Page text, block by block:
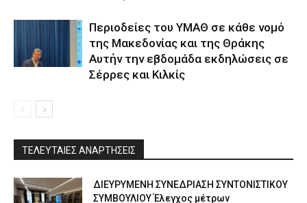
Περιοδείες του ΥΜΑΘ σε κάθε νομό
της Μακεδονίας και της Θράκης
Αυτήν την εβδομάδα εκδηλώσεις σε
Σέρρες και Κιλκίς
ΤΕΛΕΥΤΑΙΕΣ ΑΝΑΡΤΗΣΕΙΣ
ΔΙΕΥΡΥΜΕΝΗ ΣΥΝΕΔΡΙΑΣΗ ΣΥΝΤΟΝΙΣΤΙΚΟΥ
ΣΥΜΒΟΥΛΙΟΥ Έλεγχος μέτρων